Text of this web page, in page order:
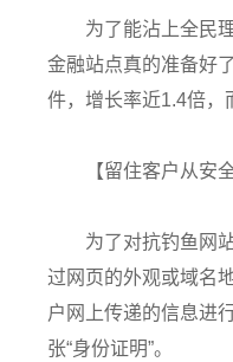
为了能沾上全民
金融站点真的准备好
件，增长率近1.4倍，
【留住客户从安
为了对抗钓鱼网
过网页的外观或域名
户网上传递的信息进
张“身份证明”。